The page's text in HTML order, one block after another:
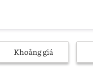
Khoảng giá